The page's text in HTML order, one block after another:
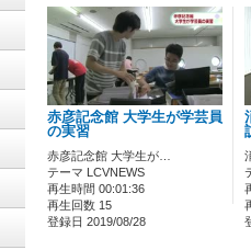
赤彦記念館 大学生が学芸員
の実習
赤彦記念館 大学生が…
テーマ LCVNEWS
再生時間 00:01:36
再生回数 15
登録日 2019/08/28